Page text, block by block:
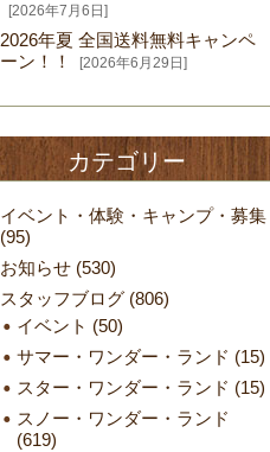
[2026年7月6日]
2026年夏 全国送料無料キャンペ
ーン！！
[2026年6月29日]
カテゴリー
イベント・体験・キャンプ・募集
(95)
お知らせ(530)
スタッフブログ(806)
イベント (50)
サマー・ワンダー・ランド (15)
スター・ワンダー・ランド (15)
スノー・ワンダー・ランド
(619)